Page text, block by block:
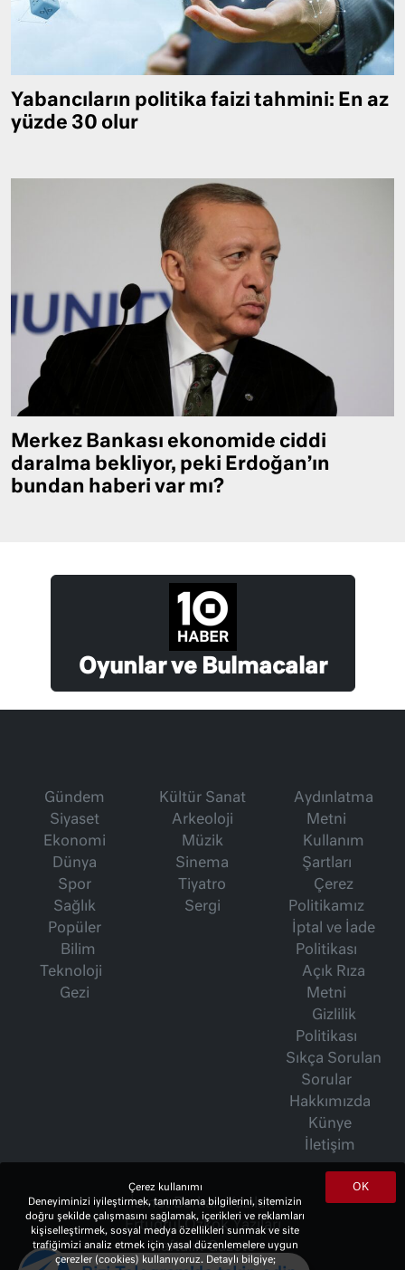
Yabancıların politika faizi tahmini: En az
yüzde 30 olur
Merkez Bankası ekonomide ciddi
daralma bekliyor, peki Erdoğan’ın
bundan haberi var mı?
Oyunlar ve Bulmacalar
Gündem
Siyaset
Ekonomi
Dünya
Spor
Sağlık
Popüler
Bilim
Teknoloji
Gezi
Kültür Sanat
Arkeoloji
Müzik
Sinema
Tiyatro
Sergi
Aydınlatma
Metni
Kullanım
Şartları
Çerez
Politikamız
İptal ve İade
Politikası
Açık Rıza
Metni
Gizlilik
Politikası
Sıkça Sorulan
Sorular
Hakkımızda
Künye
İletişim
İsmet Berkan Yazıları
Ertuğrul Özkök Yazıları
Haftalık Gazete
OK
Çerez kullanımı
Deneyiminizi iyileştirmek, tanımlama bilgilerini, sitemizin
doğru şekilde çalışmasını sağlamak, içerikleri ve reklamları
kişiselleştirmek, sosyal medya özellikleri sunmak ve site
trafiğimizi analiz etmek için yasal düzenlemelere uygun
çerezler (cookies) kullanıyoruz. Detaylı bilgiye;